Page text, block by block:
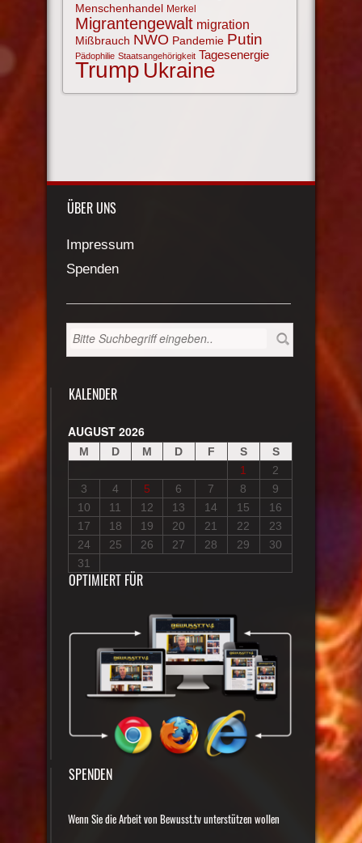
Menschenhandel Merkel
Migrantengewalt migration
Mißbrauch NWO Pandemie Putin
Pädophilie Staatsangehörigkeit Tagesenergie
Trump Ukraine
ÜBER UNS
Impressum
Spenden
KALENDER
AUGUST 2026
M D M D F S
S
1
2
3
4 5 6 7 8
9
10
11 12 13 14 15
16
17
18 19 20 21 22
23
24
25 26 27 28 29
30
31
OPTIMIERT FÜR
SPENDEN
Wenn Sie die Arbeit von Bewusst.tv unterstützen wollen